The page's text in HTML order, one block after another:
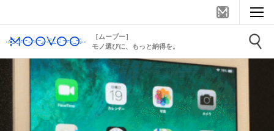
［ムーブー］
モノ選びに、もっと納得を。